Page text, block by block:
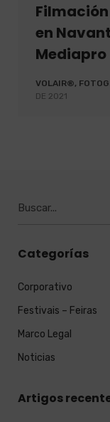
Filmación
en
Mediapro
VOLAIR®,
DE 2021
Categorías
Corporativo
Festivais – Feiras
Marco Legal
Noticias
Artigos